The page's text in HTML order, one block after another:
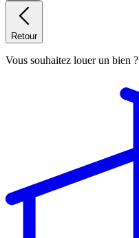
Retour
Vous souhaitez louer un bien ?